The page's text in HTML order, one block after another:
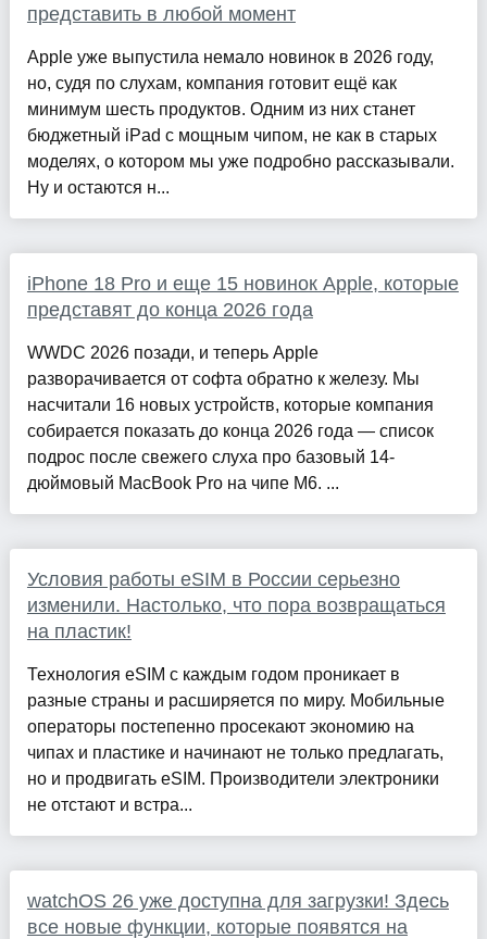
представить в любой момент
Apple уже выпустила немало новинок в 2026 году,
но, судя по слухам, компания готовит ещё как
минимум шесть продуктов. Одним из них станет
бюджетный iPad с мощным чипом, не как в старых
моделях, о котором мы уже подробно рассказывали.
Ну и остаются н...
iPhone 18 Pro и еще 15 новинок Apple, которые
представят до конца 2026 года
WWDC 2026 позади, и теперь Apple
разворачивается от софта обратно к железу. Мы
насчитали 16 новых устройств, которые компания
собирается показать до конца 2026 года — список
подрос после свежего слуха про базовый 14-
дюймовый MacBook Pro на чипе M6. ...
Условия работы eSIM в России серьезно
изменили. Настолько, что пора возвращаться
на пластик!
Технология eSIM с каждым годом проникает в
разные страны и расширяется по миру. Мобильные
операторы постепенно просекают экономию на
чипах и пластике и начинают не только предлагать,
но и продвигать eSIM. Производители электроники
не отстают и встра...
watchOS 26 уже доступна для загрузки! Здесь
все новые функции, которые появятся на